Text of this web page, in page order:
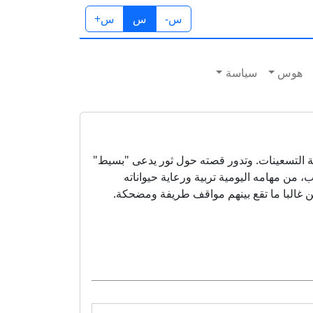
س- س س+
هوس سياسة
التسعينات. وتدور قصته حول ثور يدعى "بسيط"
مهامه اليومية تربية ورعاية حيواناته
غالبا ما تقع بينهم مواقف طريفة ومضحكة.